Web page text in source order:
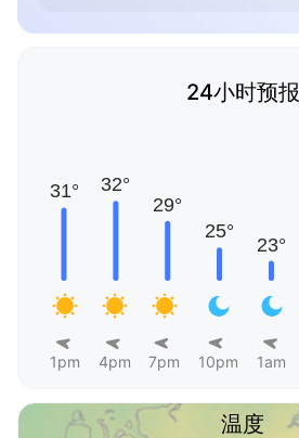
24小时预报
1pm 4pm 7pm 10pm 1am
温度